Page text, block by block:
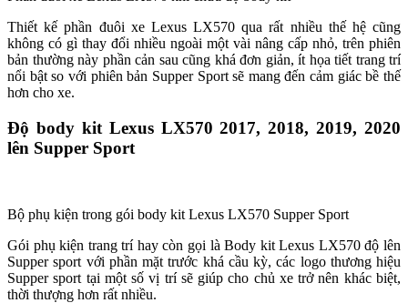
Thiết kế phần đuôi xe Lexus LX570 qua rất nhiều thế hệ cũng
không có gì thay đổi nhiều ngoài một vài nâng cấp nhỏ, trên phiên
bản thường này phần cản sau cũng khá đơn giản, ít họa tiết trang trí
nổi bật so với phiên bản Supper Sport sẽ mang đến cảm giác bề thế
hơn cho xe.
Độ body kit Lexus LX570 2017, 2018, 2019, 2020
lên Supper Sport
Bộ phụ kiện trong gói body kit Lexus LX570 Supper Sport
Gói phụ kiện trang trí hay còn gọi là Body kit Lexus LX570 độ lên
Supper sport với phần mặt trước khá cầu kỳ, các logo thương hiệu
Supper sport tại một số vị trí sẽ giúp cho chủ xe trở nên khác biệt,
thời thượng hơn rất nhiều.